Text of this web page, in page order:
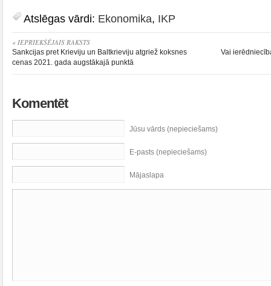
Atslēgas vārdi: Ekonomika, IKP
« IEPRIEKŠĒJAIS RAKSTS
Sankcijas pret Krieviju un Baltkrieviju atgriež koksnes
cenas 2021. gada augstākajā punktā
Vai
Komentēt
Jūsu vārds (nepieciešams)
E-pasts (nepieciešams)
Mājaslapa